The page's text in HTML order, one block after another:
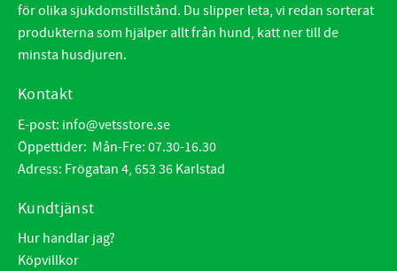
för olika sjukdomstillstånd. Du slipper leta, vi redan sorterat
produkterna som hjälper allt från hund, katt ner till de
minsta husdjuren.
Kontakt
E-post: info@vetsstore.se
Öppettider: Mån-Fre: 07.30-16.30
Adress: Frögatan 4, 653 36 Karlstad
Kundtjänst
Hur handlar jag?
Köpvillkor